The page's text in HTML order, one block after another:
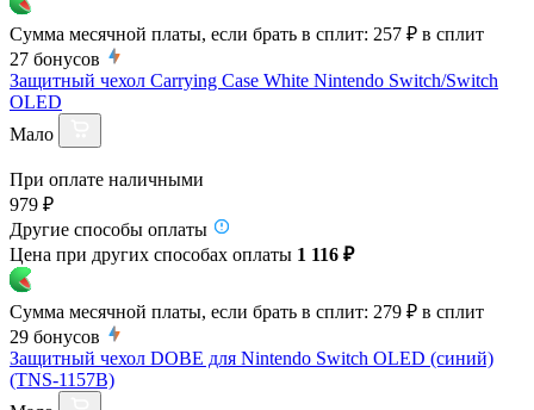
Сумма месячной платы, если брать в сплит: 257 ₽ в сплит
27 бонусов
Защитный чехол Carrying Case White Nintendo Switch/Switch
OLED
Мало
При оплате наличными
979 ₽
Другие способы оплаты
Цена при других способах оплаты 1 116 ₽
Сумма месячной платы, если брать в сплит: 279 ₽ в сплит
29 бонусов
Защитный чехол DOBE для Nintendo Switch OLED (синий)
(TNS-1157B)